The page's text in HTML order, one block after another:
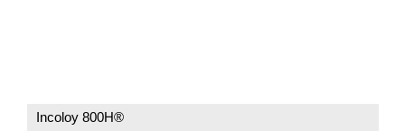
Incoloy 800H®